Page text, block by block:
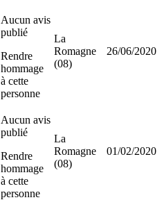
Aucun avis
publié
Rendre
hommage
à cette
personne
La
Romagne
(08)
26/06/2020
Aucun avis
publié
Rendre
hommage
à cette
personne
La
Romagne
(08)
01/02/2020